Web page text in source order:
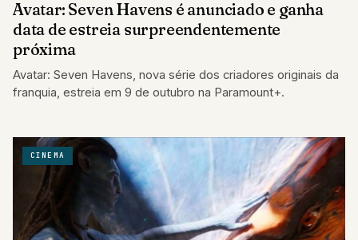
Avatar: Seven Havens é anunciado e ganha
data de estreia surpreendentemente
próxima
Avatar: Seven Havens, nova série dos criadores originais da
franquia, estreia em 9 de outubro na Paramount+.
CINEMA